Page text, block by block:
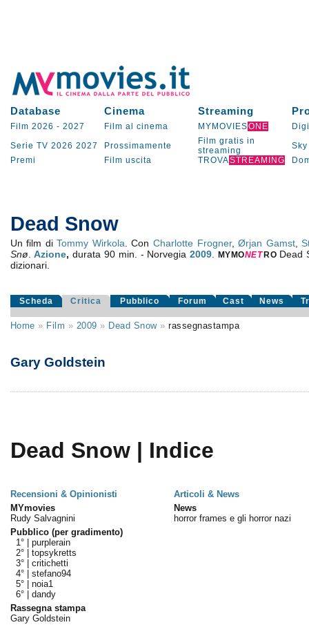
Database Cinema Streaming
Film 2026 - 2027 Film al cinema MYMOVIESONE
Serie TV 2026 2027 Prossimamente
Film gratis in
streaming
Sky
Premi
Film uscita TROVASTREAMING
Dead Snow
Un film diTommy Wirkola . ConCharlotte Frogner,Ørjan Gamst,
Snø .Azione,durata 90 min. - Norvegia2009 MYMONET RO Dead
dizionari.
Scheda Critica Pubblico Forum Cast News
Home » Film » 2009 » Dead Snow»rassegnastampa
Gary Goldstein
Dead Snow | Indice
Recensioni & Opinionisti
Articoli & News
MYmovies
Rudy Salvagnini
Pubblico (per gradimento)
1° | purplerain
2° | topsykretts
3° | critichetti
4° | stefano94
5° | noia1
6° | dandy
Rassegna stampa
Gary Goldstein
News
horror frames e gli horror nazi